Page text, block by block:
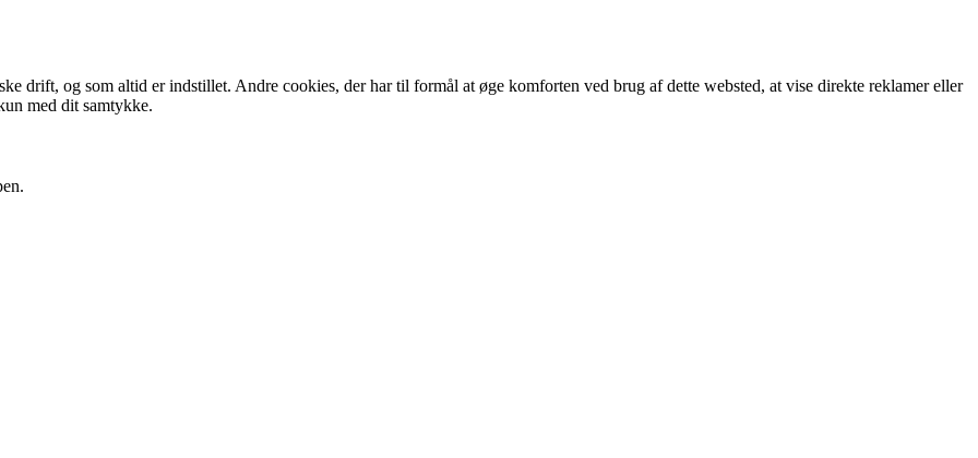
drift, og som altid er indstillet. Andre cookies, der har til formål at øge komforten ved brug af dette websted, at vise direkte reklamer eller
med dit samtykke.